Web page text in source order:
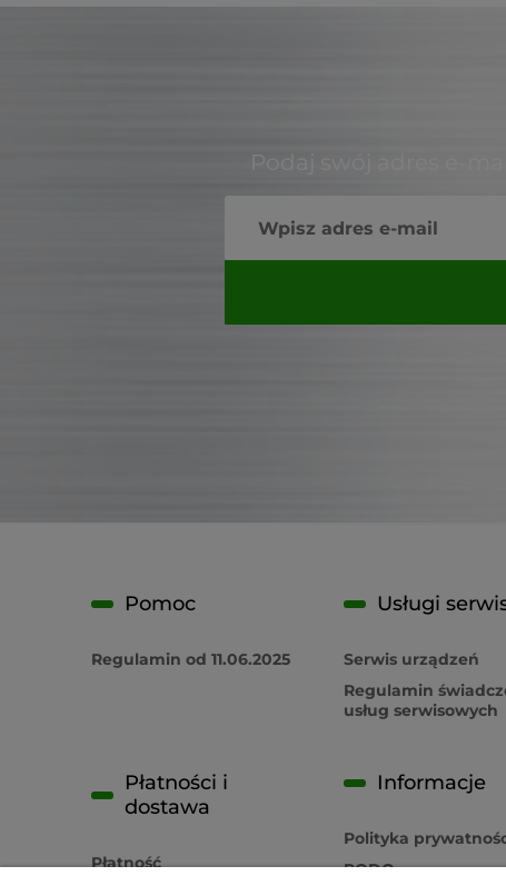
Podaj swój adres e-
Pomoc
Regulamin od 11.06.2025
Usługi
Serwis urządzeń
Regulamin
usług serwisowych
Płatności i
dostawa
Płatność
Informacje
Polityka
RODO